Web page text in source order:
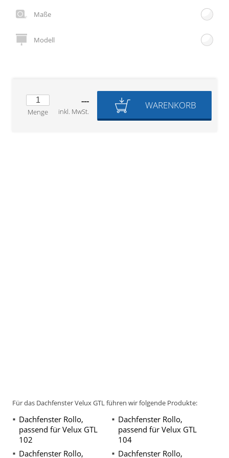
Maße
Modell
Menge
---
inkl. MwSt.
WARENKORB
Für das Dachfenster Velux GTL führen wir folgende Produkte:
Dachfenster Rollo,
passend für Velux GTL
102
Dachfenster Rollo,
passend für Velux GTL
104
Dachfenster Rollo,
Dachfenster Rollo,